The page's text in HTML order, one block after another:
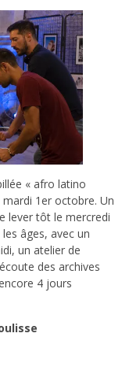
« afro latino
1er octobre. Un
lever tôt le mercredi
âges, avec un
un atelier de
des archives
4 jours